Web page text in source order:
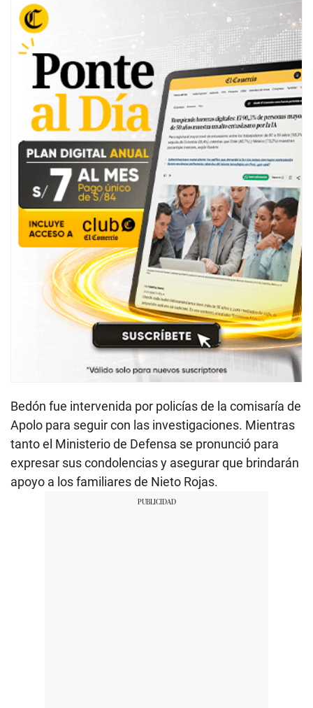
Bedón fue intervenida por policías de la comisaría de
Apolo para seguir con las investigaciones. Mientras
tanto el Ministerio de Defensa se pronunció para
expresar sus condolencias y asegurar que brindarán
apoyo a los familiares de Nieto Rojas.